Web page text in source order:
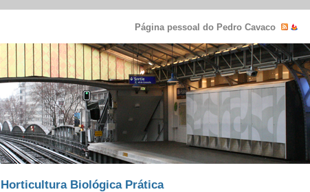
Página pessoal do Pedro Cavaco
Horticultura Biológica Prática